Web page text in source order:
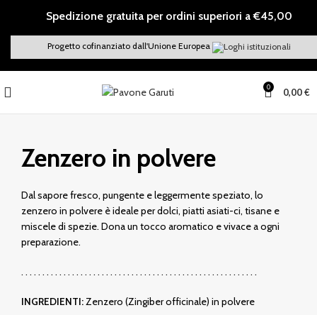
Spedizione gratuita per ordini superiori a €45,00
Progetto cofinanziato dall'Unione Europea
0 0,00€
Zenzero in polvere
Dal sapore fresco, pungente e leggermente speziato, lo
zenzero in polvere è ideale per dolci, piatti asiati-ci, tisane e
miscele di spezie. Dona un tocco aromatico e vivace a ogni
preparazione.
. . . . . . . . . . . . . . . . . . . . . . . . . . . . . . . . . . . . . . . . . . . . . . . . . . . . . . . .
INGREDIENTI:Zenzero (Zingiber officinale) in polvere